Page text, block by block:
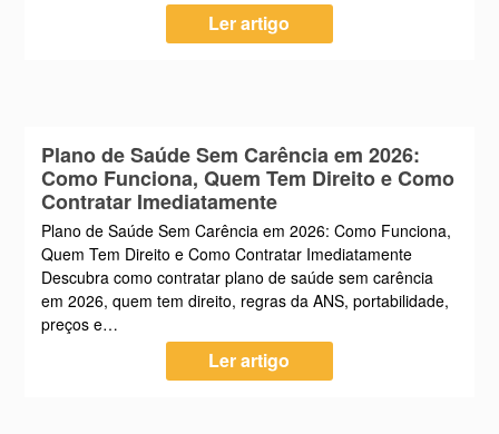
Ler artigo
Plano de Saúde Sem Carência em 2026:
Como Funciona, Quem Tem Direito e Como
Contratar Imediatamente
Plano de Saúde Sem Carência em 2026: Como Funciona,
Quem Tem Direito e Como Contratar Imediatamente
Descubra como contratar plano de saúde sem carência
em 2026, quem tem direito, regras da ANS, portabilidade,
preços e…
Ler artigo